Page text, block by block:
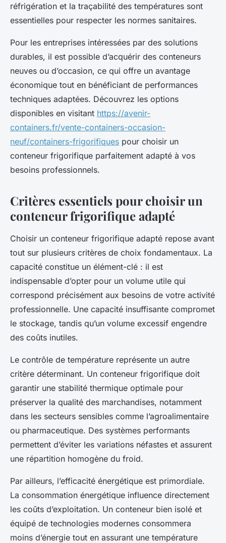
réfrigération et la traçabilité des températures sont
essentielles pour respecter les normes sanitaires.
Pour les entreprises intéressées par des solutions
durables, il est possible d’acquérir des conteneurs
neuves ou d’occasion, ce qui offre un avantage
économique tout en bénéficiant de performances
techniques adaptées. Découvrez les options
disponibles en visitant https://avenir-
containers.fr/vente-containers-occasion-
neuf/containers-frigorifiques pour choisir un
conteneur frigorifique parfaitement adapté à vos
besoins professionnels.
Critères essentiels pour choisir un
conteneur frigorifique adapté
Choisir un conteneur frigorifique adapté repose avant
tout sur plusieurs critères de choix fondamentaux. La
capacité constitue un élément-clé : il est
indispensable d’opter pour un volume utile qui
correspond précisément aux besoins de votre activité
professionnelle. Une capacité insuffisante compromet
le stockage, tandis qu’un volume excessif engendre
des coûts inutiles.
Le contrôle de température représente un autre
critère déterminant. Un conteneur frigorifique doit
garantir une stabilité thermique optimale pour
préserver la qualité des marchandises, notamment
dans les secteurs sensibles comme l’agroalimentaire
ou pharmaceutique. Des systèmes performants
permettent d’éviter les variations néfastes et assurent
une répartition homogène du froid.
Par ailleurs, l’efficacité énergétique est primordiale.
La consommation énergétique influence directement
les coûts d’exploitation. Un conteneur bien isolé et
équipé de technologies modernes consommera
moins d’énergie tout en assurant une température